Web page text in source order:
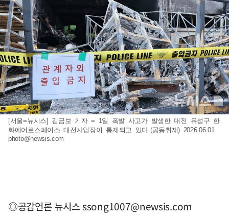
[서울=뉴시스] 김금보 기자 = 1일 폭발 사고가 발생한 대전 유성구 한
화에어로스페이스 대전사업장이 통제되고 있다.(공동취재) 2026.06.01.
photo@newsis.com
◎공감언론 뉴시스ssong1007@newsis.com